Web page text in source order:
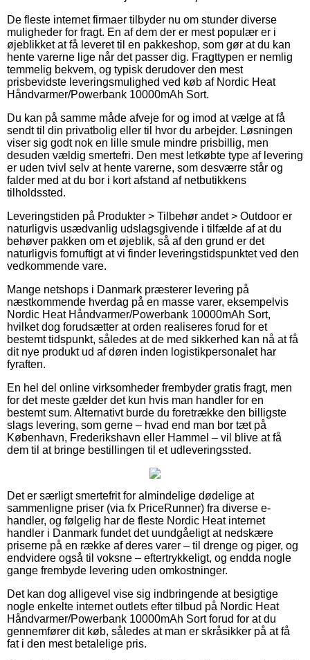
De fleste internet firmaer tilbyder nu om stunder diverse
muligheder for fragt. En af dem der er mest populær er i
øjeblikket at få leveret til en pakkeshop, som gør at du kan
hente varerne lige når det passer dig. Fragttypen er nemlig
temmelig bekvem, og typisk derudover den mest
prisbevidste leveringsmulighed ved køb af Nordic Heat
Håndvarmer/Powerbank 10000mAh Sort.
Du kan på samme måde afveje for og imod at vælge at få
sendt til din privatbolig eller til hvor du arbejder. Løsningen
viser sig godt nok en lille smule mindre prisbillig, men
desuden vældig smertefri. Den mest letkøbte type af levering
er uden tvivl selv at hente varerne, som desværre står og
falder med at du bor i kort afstand af netbutikkens
tilholdssted.
Leveringstiden på Produkter > Tilbehør andet > Outdoor er
naturligvis usædvanlig udslagsgivende i tilfælde af at du
behøver pakken om et øjeblik, så af den grund er det
naturligvis fornuftigt at vi finder leveringstidspunktet ved den
vedkommende vare.
Mange netshops i Danmark præsterer levering på
næstkommende hverdag på en masse varer, eksempelvis
Nordic Heat Håndvarmer/Powerbank 10000mAh Sort,
hvilket dog forudsætter at orden realiseres forud for et
bestemt tidspunkt, således at de med sikkerhed kan nå at få
dit nye produkt ud af døren inden logistikpersonalet har
fyraften.
En hel del online virksomheder frembyder gratis fragt, men
for det meste gælder det kun hvis man handler for en
bestemt sum. Alternativt burde du foretrække den billigste
slags levering, som gerne – hvad end man bor tæt på
København, Frederikshavn eller Hammel – vil blive at få
dem til at bringe bestillingen til et udleveringssted.
Det er særligt smertefrit for almindelige dødelige at
sammenligne priser (via fx PriceRunner) fra diverse e-
handler, og følgelig har de fleste Nordic Heat internet
handler i Danmark fundet det uundgåeligt at nedskære
priserne på en række af deres varer – til drenge og piger, og
endvidere også til voksne – eftertrykkeligt, og endda nogle
gange frembyde levering uden omkostninger.
Det kan dog alligevel vise sig indbringende at besigtige
nogle enkelte internet outlets efter tilbud på Nordic Heat
Håndvarmer/Powerbank 10000mAh Sort forud for at du
gennemfører dit køb, således at man er skråsikker på at få
fat i den mest betalelige pris.